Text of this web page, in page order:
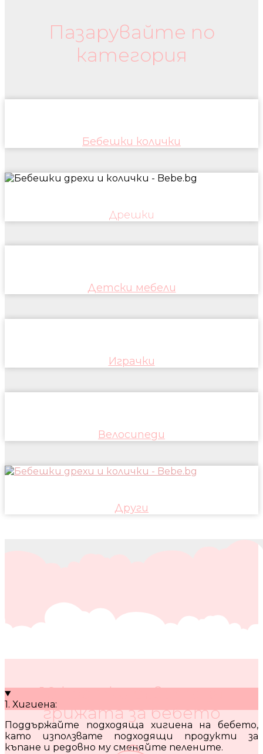
Пазарувайте по
категория
Бебешки колички
Дрешки
Детски мебели
Играчки
Велосипеди
Други
10 кратки съвета за
грижата за бебето
1. Хигиена:
Поддържайте подходяща хигиена на бебето,
като използвате подходящи продукти за
къпане и редовно му сменяйте пелените.